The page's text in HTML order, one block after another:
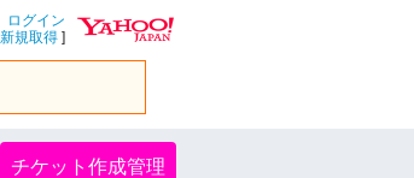
ログイン
新規取得 ]
チケット作成管理